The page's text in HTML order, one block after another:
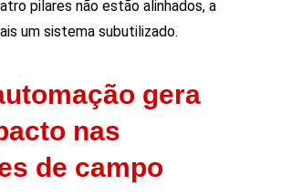
pilares não estão alinhados, a
um sistema subutilizado.
gera
nas
de campo